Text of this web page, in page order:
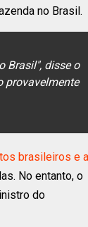
no Brasil.
Brasil", disse o
provavelmente
brasileiros e
No entanto, o
do